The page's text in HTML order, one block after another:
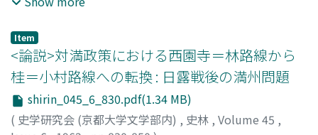
い。これに任ぜられたのは中原久経・近藤七国平の二人
で、同年二月五日から七月廿八日まで京都・畿内近国、以
後同年末乃至翌年初頭までは鎮西四国における武士の非法
狼藉の停止に携つていた。鎮西下向以前は、彼等は義経出
陣後の京都およびその近国十一ケ国の治安維持を任として
いたが、その国々は具体的にどこどこであったか。又彼等
Item
<論説>対満政策における西園寺＝林路線から
桂＝小村路線への転換 : 日露戦後の満州問題
shirin_045_6_830.pdf(1.34 MB)
( 史学研究会 (京都大学文学部内) , 史林 , Volume 45 ,